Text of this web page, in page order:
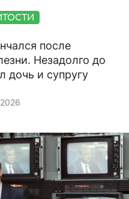
после
Незадолго до
дочь и супругу